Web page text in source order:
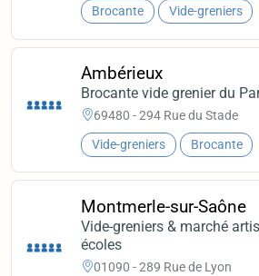
Brocante Vide-greniers
Ambérieux
Brocante vide grenier du
69480 - 294 Rue du Stade
Vide-greniers Brocante
Montmerle-sur-Saône
Vide-greniers & marché
écoles
01090 - 289 Rue de Lyon